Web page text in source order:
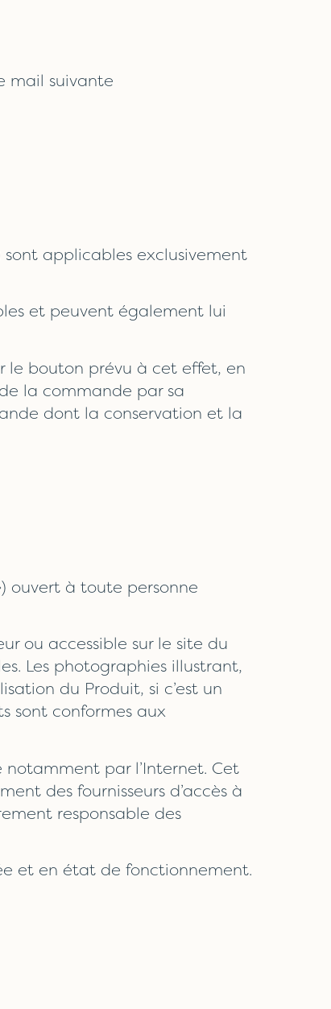
mail suivante
applicables exclusivement
et peuvent également lui
le bouton prévu à cet effet, en
la commande par sa
dont la conservation et la
ouvert à toute personne
ou accessible sur le site du
Les photographies illustrant,
du Produit, si c’est un
sont conformes aux
notamment par l’Internet. Cet
des fournisseurs d’accès à
responsable des
et en état de fonctionnement.